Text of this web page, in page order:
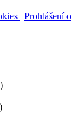
| Prohlášení o